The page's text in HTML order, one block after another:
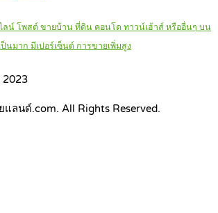
ลน์ โพสต์ ขายบ้าน ที่ดิน คอนโด ทาวน์เฮ้าส์ หรืออื่นๆ บน
ป็นมาก มีเปอร์เซ็นต์ การขายเพิ่มสูง
2023
ลนด์.com. All Rights Reserved.